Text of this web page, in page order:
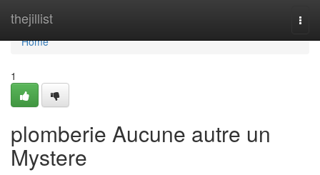
thejillist
Home
Home
1
plomberie Aucune autre un
Mystere